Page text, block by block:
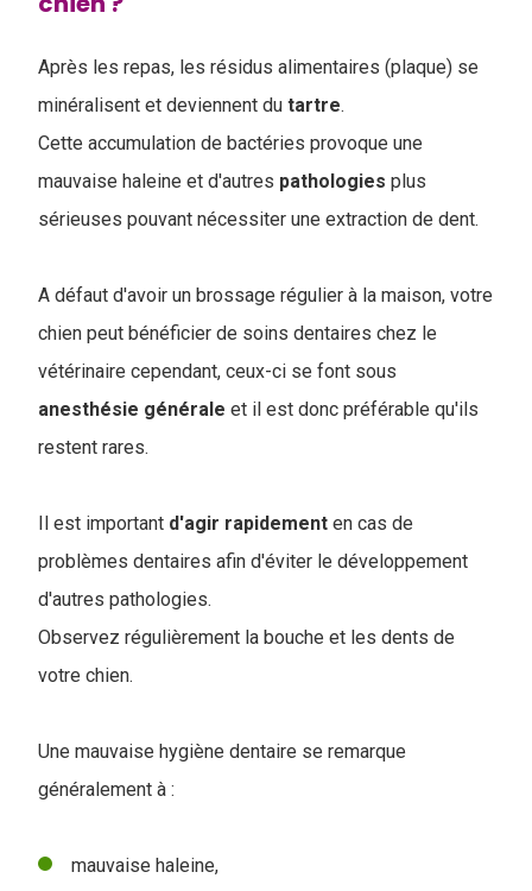
Après les repas, les résidus alimentaires (plaque) se
minéralisent et deviennent du tartre.
Cette accumulation de bactéries provoque une
mauvaise haleine et d'autres pathologies plus
sérieuses pouvant nécessiter une extraction de dent.
A défaut d'avoir un brossage régulier à la maison, votre
chien peut bénéficier de soins dentaires chez le
vétérinaire cependant, ceux-ci se font sous
anesthésie générale et il est donc préférable qu'ils
restent rares.
Il est important d'agir rapidement en cas de
problèmes dentaires afin d'éviter le développement
d'autres pathologies.
Observez régulièrement la bouche et les dents de
votre chien.
Une mauvaise hygiène dentaire se remarque
généralement à :
mauvaise haleine,